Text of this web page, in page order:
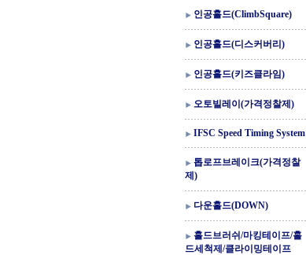
인공홀드(ClimbSquare)
인공홀드(디스커버리)
인공홀드(키즈클라임)
오토빌레이(가격정찰제)
IFSC Speed Timing System
톱로프브레이크(가격정찰
제)
다운홀드(DOWN)
홀드브러쉬/마킹테이프/홀
드세척제/클라이밍테이프